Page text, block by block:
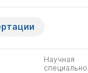
Научная